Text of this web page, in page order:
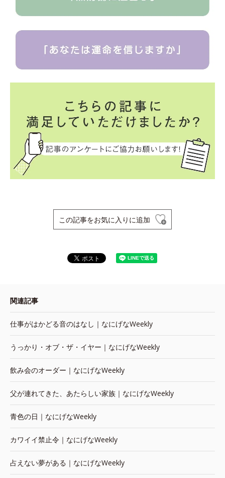
この記事をお気に入りに追加
関連記事
仕事がはかどる音のはなし｜なにげなWeekly
うっかり・オブ・ザ・イヤー｜なにげなWeekly
飲み会のオーダー｜なにげなWeekly
父が連れてきた、あたらしい家族｜なにげなWeekly
青色の日｜なにげなWeekly
カワイイ禁止令｜なにげなWeekly
占えない夢がある｜なにげなWeekly